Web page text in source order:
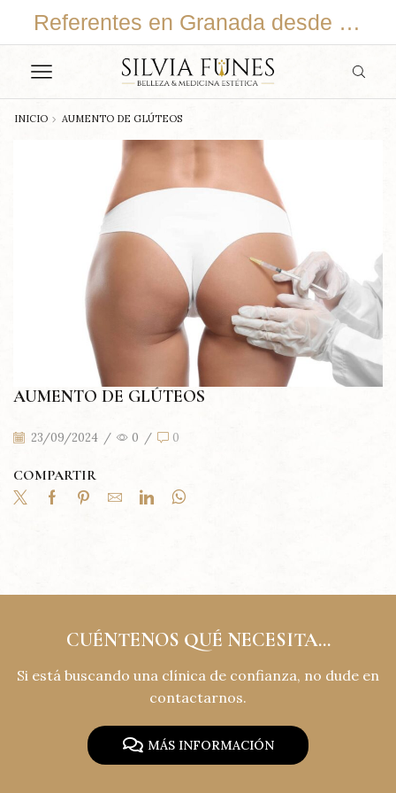
Referentes en Granada desde 2015
INICIO AUMENTO DE GLÚTEOS
AUMENTO DE GLÚTEOS
23/09/2024 / 0 / 0
COMPARTIR
CUÉNTENOS QUÉ NECESITA...
Si está buscando una clínica de confianza, no dude en
contactarnos.
MÁS INFORMACIÓN